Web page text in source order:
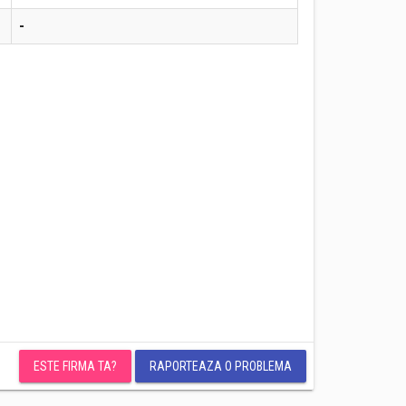
-
ESTE FIRMA TA? RAPORTEAZA O PROBLEMA